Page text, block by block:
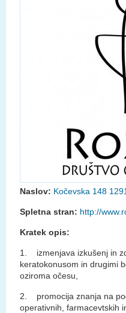
Naslov: Kočevska 148
Spletna stran: http://
Kratek opis:
1. izmenjava izkušenj in
keratokonusom in drugimi
oziroma očesu,
2. promocija znanja na
operativnih, farmacevtskih